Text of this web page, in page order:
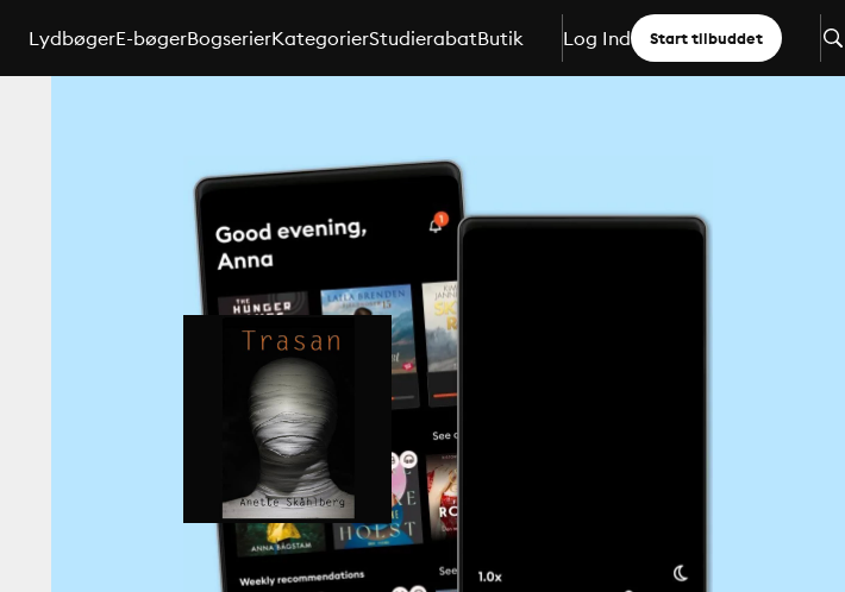
LydbøgerE-bøgerBogserierKategorierStudierabatButik Log Ind Start tilbuddet